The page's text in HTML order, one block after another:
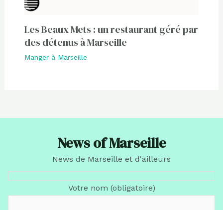
Les Beaux Mets : un restaurant géré par
des détenus à Marseille
Manger à Marseille
News of Marseille
News de Marseille et d'ailleurs
Votre nom (obligatoire)